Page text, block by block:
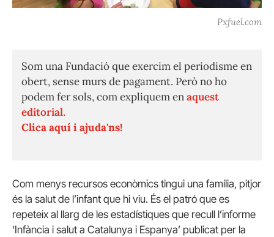
Pxfuel.com
Som una Fundació que exercim el periodisme en
obert, sense murs de pagament. Però no ho
podem fer sols, com expliquem enaquest
editorial.
Clica aquí i ajuda'ns!
Com menys recursos econòmics tingui una família, pitjor
és la salut de l’infant que hi viu. És el patró que es
repeteix al llarg de les estadístiques que recull l’informe
‘Infància i salut a Catalunya i Espanya’ publicat per la